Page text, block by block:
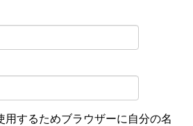
用するためブラウザーに自分の名